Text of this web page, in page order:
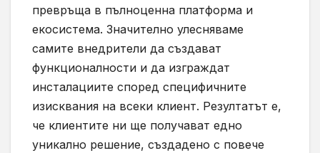
превръща в пълноценна платформа и
екосистема. Значително улесняваме
самите внедрители да създават
функционалности и да изграждат
инсталациите според специфичните
изисквания на всеки клиент. Резултатът е,
че клиентите ни ще получават едно
уникално решение, създадено с повече